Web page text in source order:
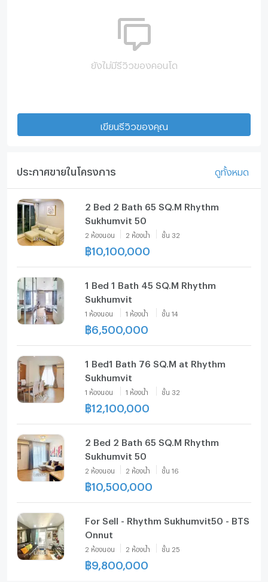
ยังไม่มีรีวิวของคอนโด
เขียนรีวิวของคุณ
ประกาศขายในโครงการ ดูทั้งหมด
2 Bed 2 Bath 65 SQ.M Rhythm
Sukhumvit 50
2 ห้องนอน 2 ห้องน้ำ ชั้น 32
฿10,100,000
1 Bed 1 Bath 45 SQ.M Rhythm
Sukhumvit
1 ห้องนอน 1 ห้องน้ำ ชั้น 14
฿6,500,000
1 Bed1 Bath 76 SQ.M at Rhythm
Sukhumvit
1 ห้องนอน 1 ห้องน้ำ ชั้น 32
฿12,100,000
2 Bed 2 Bath 65 SQ.M Rhythm
Sukhumvit 50
2 ห้องนอน 2 ห้องน้ำ ชั้น 16
฿10,500,000
For Sell - Rhythm Sukhumvit50 - BTS
Onnut
2 ห้องนอน 2 ห้องน้ำ ชั้น 25
฿9,800,000